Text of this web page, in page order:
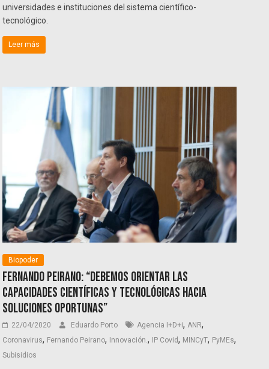
universidades e instituciones del sistema científico-
tecnológico.
Leer más
Biopoder
Fernando Peirano: “Debemos orientar las
capacidades científicas y tecnológicas hacia
soluciones oportunas”
22/04/2020 Eduardo Porto Agencia I+D+i, ANR,
Coronavirus, Fernando Peirano, Innovación., IP Covid, MINCyT, PyMEs,
Subisidios